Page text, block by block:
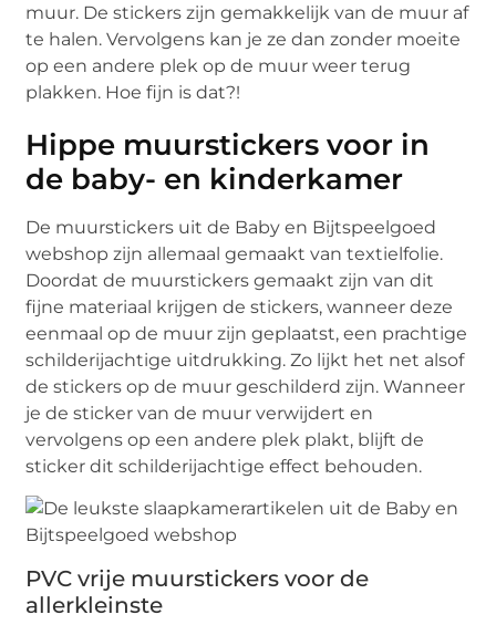
muur. De stickers zijn gemakkelijk van de muur af
te halen. Vervolgens kan je ze dan zonder moeite
op een andere plek op de muur weer terug
plakken. Hoe fijn is dat?!
Hippe muurstickers voor in
de baby- en kinderkamer
De muurstickers uit de Baby en Bijtspeelgoed
webshop zijn allemaal gemaakt van textielfolie.
Doordat de muurstickers gemaakt zijn van dit
fijne materiaal krijgen de stickers, wanneer deze
eenmaal op de muur zijn geplaatst, een prachtige
schilderijachtige uitdrukking. Zo lijkt het net alsof
de stickers op de muur geschilderd zijn. Wanneer
je de sticker van de muur verwijdert en
vervolgens op een andere plek plakt, blijft de
sticker dit schilderijachtige effect behouden.
PVC vrije muurstickers voor de
allerkleinste